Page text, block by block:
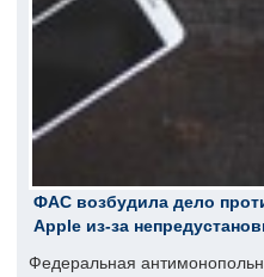
ФАС возбудила дело
Apple из-за
Федеральная